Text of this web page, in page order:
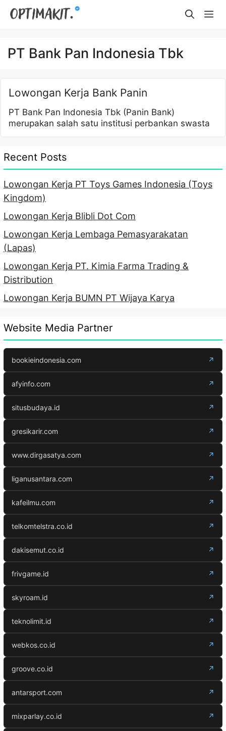
Skip
PT Bank Pan Indonesia Tbk
Lowongan Kerja Bank Panin
PT Bank Pan Indonesia Tbk (Panin Bank)
merupakan salah satu institusi perbankan swasta
Recent Posts
Lowongan Kerja PT Toys Games Indonesia (Toys
Kingdom)
Lowongan Kerja Blibli Dot Com
Lowongan Kerja Lembaga Pemasyarakatan
(Lapas)
Lowongan Kerja PT. Kimia Farma Trading &
Distribution
Lowongan Kerja BUMN PT Wijaya Karya
Website Media Partner
bookieindonesia.com ↗
afyinfo.com ↗
situsbudaya.id ↗
gresikarir.com ↗
www.dirgasatya.com ↗
liganusantara.com ↗
kafeilmu.com ↗
telkomtelstra.co.id ↗
dakisemut.co.id ↗
frivgame.id ↗
skyroam.id ↗
teknolimit.id ↗
webkos.co.id ↗
groove.co.id ↗
antarsport.com ↗
mixparlay.co.id ↗